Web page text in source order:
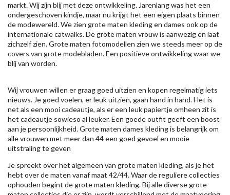
markt. Wij zijn blij met deze ontwikkeling. Jarenlang was het een
ondergeschoven kindje, maar nu krijgt het een eigen plaats binnen
de modewereld. We zien grote maten kleding en dames ook op de
internationale catwalks. De grote maten vrouw is aanwezig en laat
zichzelf zien. Grote maten fotomodellen zien we steeds meer op de
covers van grote modebladen. Een positieve ontwikkeling waar we
blij van worden.
Wij vrouwen willen er graag goed uitzien en kopen regelmatig iets
nieuws. Je goed voelen, er leuk uitzien, gaan hand in hand. Het is
net als een mooi cadeautje, als er een leuk papiertje omheen zit is
het cadeautje sowieso al leuker. Een goede outfit geeft een boost
aan je persoonlijkheid. Grote maten dames kleding is belangrijk om
alle vrouwen met meer dan 44 een goed gevoel en mooie
uitstraling te geven
Je spreekt over het algemeen van grote maten kleding, als je het
hebt over de maten vanaf maat 42/44. Waar de reguliere collecties
ophouden begint de grote maten kleding. Bij alle diverse grote